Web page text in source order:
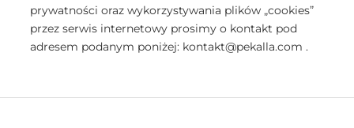
prywatności oraz wykorzystywania plików „cookies”
przez serwis internetowy prosimy o kontakt pod
adresem podanym poniżej: kontakt@pekalla.com .